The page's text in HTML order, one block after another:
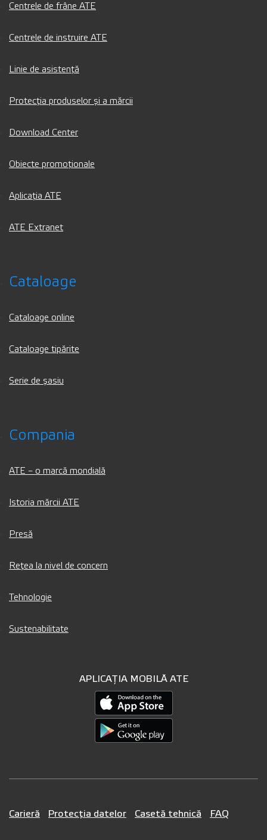
Centrele de frâne ATE
Centrele de instruire ATE
Linie de asistență
Protecția produselor și a mărcii
Download Center
Obiecte promoționale
Aplicația ATE
ATE Extranet
Cataloage
Cataloage online
Cataloage tipărite
Serie de șasiu
Compania
ATE – o marcă mondială
Istoria mărcii ATE
Presă
Rețea la nivel de concern
Tehnologie
Sustenabilitate
APLICAȚIA MOBILĂ ATE
Carieră Protecția datelor Casetă tehnică FAQ